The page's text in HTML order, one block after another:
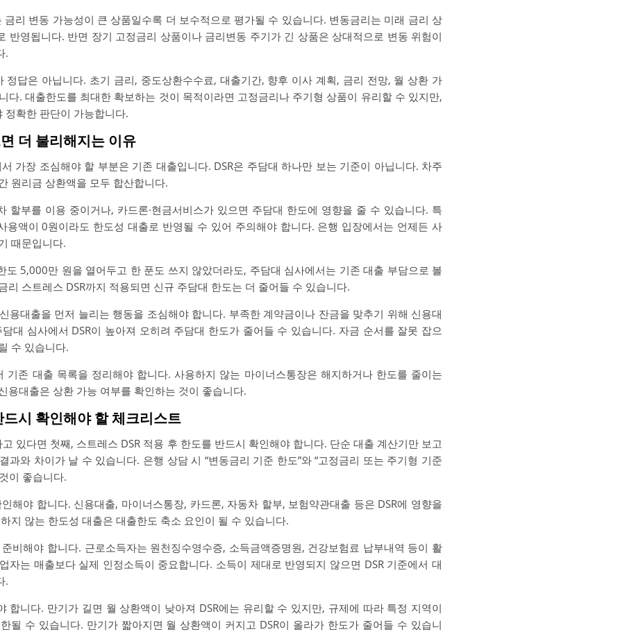
금리 변동 가능성이 큰 상품일수록 더 보수적으로 평가될 수 있습니다. 변동금리는 미래 금리 상
반영됩니다. 반면 장기 고정금리 상품이나 금리변동 주기가 긴 상품은 상대적으로 변동 위험이
.
정답은 아닙니다. 초기 금리, 중도상환수수료, 대출기간, 향후 이사 계획, 금리 전망, 월 상환 가
다. 대출한도를 최대한 확보하는 것이 목적이라면 고정금리나 주기형 상품이 유리할 수 있지만,
정확한 판단이 가능합니다.
더 불리해지는 이유
가장 조심해야 할 부분은 기존 대출입니다. DSR은 주담대 하나만 보는 기준이 아닙니다. 차주
원리금 상환액을 모두 합산합니다.
할부를 이용 중이거나, 카드론·현금서비스가 있으면 주담대 한도에 영향을 줄 수 있습니다. 특
용액이 0원이라도 한도성 대출로 반영될 수 있어 주의해야 합니다. 은행 입장에서는 언제든 사
때문입니다.
도 5,000만 원을 열어두고 한 푼도 쓰지 않았더라도, 주담대 심사에서는 기존 대출 부담으로 볼
리 스트레스 DSR까지 적용되면 신규 주담대 한도는 더 줄어들 수 있습니다.
용대출을 먼저 늘리는 행동을 조심해야 합니다. 부족한 계약금이나 잔금을 맞추기 위해 신용대
대 심사에서 DSR이 높아져 오히려 주담대 한도가 줄어들 수 있습니다. 자금 순서를 잘못 잡으
수 있습니다.
기존 대출 목록을 정리해야 합니다. 사용하지 않는 마이너스통장은 해지하거나 한도를 줄이는
용대출은 상환 가능 여부를 확인하는 것이 좋습니다.
시 확인해야 할 체크리스트
있다면 첫째, 스트레스 DSR 적용 후 한도를 반드시 확인해야 합니다. 단순 대출 계산기만 보고
과와 차이가 날 수 있습니다. 은행 상담 시 “변동금리 기준 한도”와 “고정금리 또는 주기형 기준
이 좋습니다.
해야 합니다. 신용대출, 마이너스통장, 카드론, 자동차 할부, 보험약관대출 등은 DSR에 영향을
지 않는 한도성 대출은 대출한도 축소 요인이 될 수 있습니다.
비해야 합니다. 근로소득자는 원천징수영수증, 소득금액증명원, 건강보험료 납부내역 등이 활
자는 매출보다 실제 인정소득이 중요합니다. 소득이 제대로 반영되지 않으면 DSR 기준에서 대
.
합니다. 만기가 길면 월 상환액이 낮아져 DSR에는 유리할 수 있지만, 규제에 따라 특정 지역이
될 수 있습니다. 만기가 짧아지면 월 상환액이 커지고 DSR이 올라가 한도가 줄어들 수 있습니